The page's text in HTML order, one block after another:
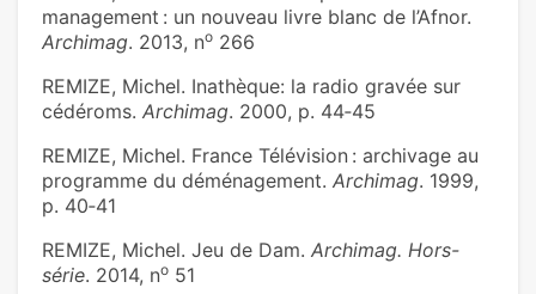
management : un nouveau livre blanc de l’Afnor.
Archimag. 2013, no 266
REMIZE, Michel. Inathèque: la radio gravée sur
cédéroms. Archimag. 2000, p. 44‑45
REMIZE, Michel. France Télévision : archivage au
programme du déménagement. Archimag. 1999,
p. 40‑41
REMIZE, Michel. Jeu de Dam. Archimag. Hors-
série. 2014, no 51